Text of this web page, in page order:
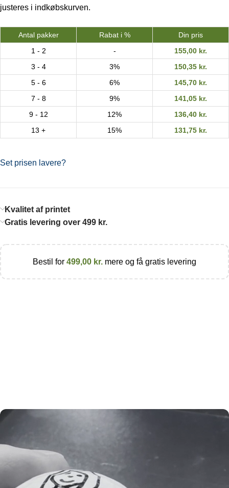
justeres i indkøbskurven.
Antal pakker Rabat i %
Din pris
1 - 2
- 155,00 kr.
3 - 4
3% 150,35 kr.
5 - 6
6% 145,70 kr.
7 - 8
9% 141,05 kr.
9 - 12
12% 136,40 kr.
13 +
15% 131,75 kr.
Set prisen lavere?
Kvalitet af printet
Gratis levering over 499 kr.
Bestil for 499,00 kr. mere og få gratis levering